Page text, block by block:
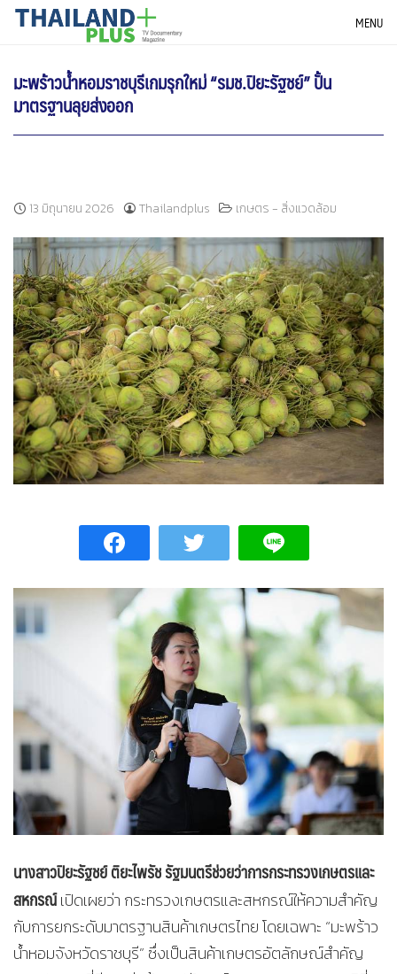
SkipTHAILANDPLUS NEWS MENU
มะพร้าวน้ำหอมราชบุรีเกมรุกใหม่ “รมช.ปิยะรัฐชย์” ปั้น
มาตรฐานลุยส่งออก
13 มิถุนายน 2026 Thailandplus เกษตร - สิ่งแวดล้อม
นางสาวปิยะรัฐชย์ ติยะไพรัช รัฐมนตรีช่วยว่าการกระทรวงเกษตรและ
สหกรณ์เปิดเผยว่า กระทรวงเกษตรและสหกรณ์ให้ความสำคัญ
กับการยกระดับมาตรฐานสินค้าเกษตรไทย โดยเฉพาะ “มะพร้าว
น้ำหอมจังหวัดราชบุรี” ซึ่งเป็นสินค้าเกษตรอัตลักษณ์สำคัญ